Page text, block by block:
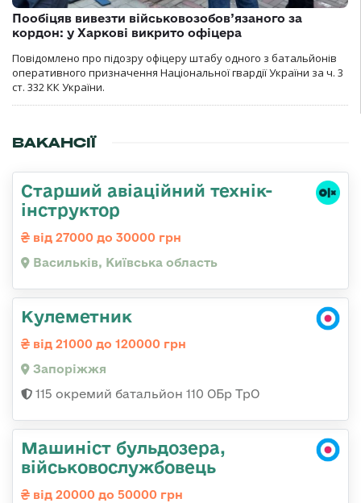
Пообіцяв вивезти військовозобов’язаного за
кордон: у Харкові викрито офіцера
Повідомлено про підозру офіцеру штабу одного з батальйонів
оперативного призначення Національної гвардії України за ч. 3
ст. 332 КК України.
ВАКАНСІЇ
Старший авіаційний технік-
інструктор
від 27000 до 30000 грн
Васильків, Київська область
Кулеметник
від 21000 до 120000 грн
Запоріжжя
115 окремий батальйон 110 ОБр ТрО
Машиніст бульдозера,
військовослужбовець
від 20000 до 50000 грн